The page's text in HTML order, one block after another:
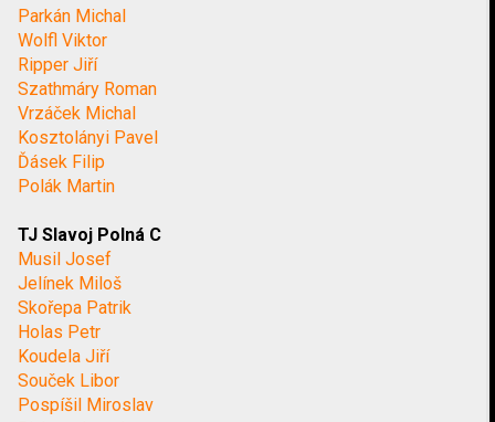
Parkán Michal
Wolfl Viktor
Ripper Jiří
Szathmáry Roman
Vrzáček Michal
Kosztolányi Pavel
Ďásek Filip
Polák Martin
TJ Slavoj Polná C
Musil Josef
Jelínek Miloš
Skořepa Patrik
Holas Petr
Koudela Jiří
Souček Libor
Pospíšil Miroslav